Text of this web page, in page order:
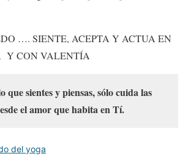
…. SIENTE, ACEPTA Y ACTUA EN
Y CON VALENTÍA
que sientes y piensas, sólo cuida las
el amor que habita en Tí.
del yoga